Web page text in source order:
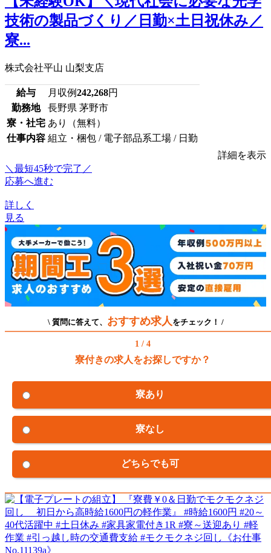
技術の製品づくり／日勤×土日祝休み／
寮...
株式会社平山 山梨支店
給与 月収例242,268円
勤務地
長野県 茅野市
寮・社宅 あり（無料）
仕事内容 組立・梱包 / 電子部品系工場 / 日勤
詳細を表示
＼最短45秒で完了／
応募へ進む
詳しく
見る
\ 質問に答えて、 おすすめ求人 をチェック！ /
1 / 4
寮付きの求人をお探しですか？
寮あり
寮なし
どちらでも可